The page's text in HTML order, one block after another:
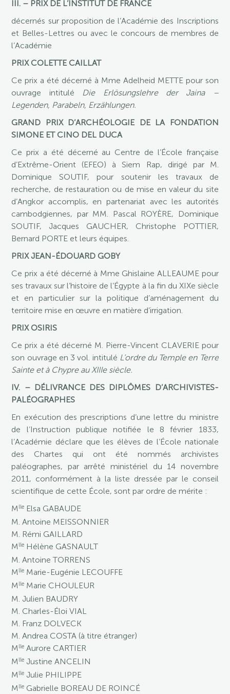
III. – PRIX DE L’INSTITUT DE FRANCE
décernés sur proposition de l’Académie des Inscriptions
et Belles-Lettres ou avec le concours de membres de
l’Académie
PRIX COLETTE CAILLAT
Ce prix a été décerné à Mme Adelheid METTE pour son
ouvrage intitulé Die Erlösungslehre der Jaina –
Legenden, Parabeln, Erzählungen.
GRAND PRIX D’ARCHÉOLOGIE DE LA FONDATION
SIMONE ET CINO DEL DUCA
Ce prix a été décerné au Centre de l’École française
d’Extrême-Orient (EFEO) à Siem Rap, dirigé par M.
Dominique SOUTIF, pour soutenir les travaux de
recherche, de restauration ou de mise en valeur du site
d’Angkor accomplis, en partenariat avec les autorités
cambodgiennes, par MM. Pascal ROYÈRE, Dominique
SOUTIF, Jacques GAUCHER, Christophe POTTIER,
Bernard PORTE et leurs équipes.
PRIX JEAN-ÉDOUARD GOBY
Ce prix a été décerné à Mme Ghislaine ALLEAUME pour
ses travaux sur l’histoire de l’Égypte à la fin du XIXe siècle
et en particulier sur la politique d’aménagement du
territoire mise en œuvre en matière d’irrigation.
PRIX OSIRIS
Ce prix a été décerné M. Pierre-Vincent CLAVERIE pour
son ouvrage en 3 vol. intitulé L’ordre du Temple en Terre
Sainte et à Chypre au XIIIe siècle.
IV. – DÉLIVRANCE DES DIPLÔMES D’ARCHIVISTES-
PALÉOGRAPHES
En exécution des prescriptions d’une lettre du ministre
de l’Instruction publique notifiée le 8 février 1833,
l’Académie déclare que les élèves de l’École nationale
des Chartes qui ont été nommés archivistes
paléographes, par arrêté ministériel du 14 novembre
2011, conformément à la liste dressée par le conseil
scientifique de cette École, sont par ordre de mérite :
Mlle Elsa GABAUDE
M. Antoine MEISSONNIER
M. Rémi GAILLARD
Mlle Hélène GASNAULT
M. Antoine TORRENS
Mlle Marie-Eugénie LECOUFFE
Mlle Marie CHOULEUR
M. Julien BAUDRY
M. Charles-Éloi VIAL
M. Franz DOLVECK
M. Andrea COSTA (à titre étranger)
Mlle Aurore CARTIER
Mlle Justine ANCELIN
Mlle Julie PHILIPPE
Mlle Gabrielle BOREAU DE ROINCÉ